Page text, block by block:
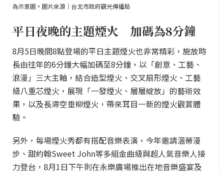
為示意圖。圖片來源｜台北市政府觀光傳播局
平日夜晚的主題煙火 加碼為8分鐘
8月5日晚間8點登場的平日主題煙火也非常精彩，施放時
長由往年的6分鐘大幅加碼至8分鐘，以「創意、工藝、
浪漫」三大主軸，結合造型煙火、交叉扇形煙火、工藝
級八重芯煙火，展現「一發煙火、層層綻放」的藝術效
果，以及長滯空垂柳煙火，帶來耳目一新的煙火觀賞體
驗。
另外，每場煙火秀都有搭配音樂表演，今年邀請溫蒂漫
步、甜約翰Sweet John等多組金曲級與超人氣音樂人接
力登台，8月1日下午則在永樂廣場推出在地音樂盛宴及